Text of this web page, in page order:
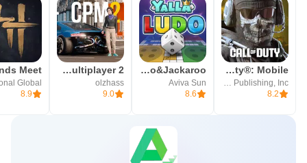
Call of Duty®: Mobile
Activision Publishing, Inc.
8.2
Yalla Ludo - Ludo&Jackaroo
Aviva Sun
8.6
Car Parking Multiplayer 2
olzhass
9.0
Global
8.9